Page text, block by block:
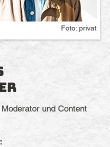
Foto: privat
und Content